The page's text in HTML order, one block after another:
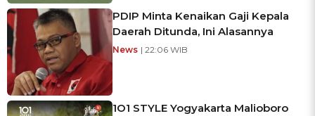
PDIP Minta Kenaikan Gaji Kepala
Daerah Ditunda, Ini Alasannya
News | 22:06 WIB
1O1 STYLE Yogyakarta Malioboro